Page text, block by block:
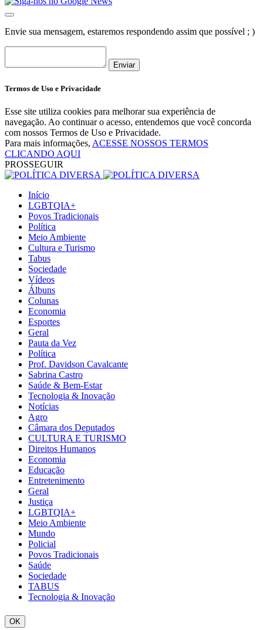
Envie sua mensagem, estaremos respondendo assim que possível ; )
Enviar
Termos de Uso e Privacidade
Esse site utiliza cookies para melhorar sua experiência de
navegação. Ao continuar o acesso, entendemos que você concorda
com nossos Termos de Uso e Privacidade.
Para mais informações, ACESSE NOSSOS TERMOS
CLICANDO AQUI
PROSSEGUIR
Início
LGBTQIA+
Povos Tradicionais
Política
Meio Ambiente
Cultura e Turismo
Tabus
Sociedade
Vídeos
Álbuns
Colunas
Economia
Esportes
Geral
Pauta da Vez
Política
Prof. Davidson Cavalcante
Sabrina Castro
Saúde & Bem-Estar
Tecnologia & Inovação
Notícias
Agro
Câmara dos Deputados
CULTURA E TURISMO
Direitos Humanos
Economia
Educação
Entretenimento
Geral
Justiça
LGBTQIA+
Meio Ambiente
Mundo
Policial
Povos Tradicionais
Saúde
Sociedade
TABUS
Tecnologia & Inovação
OK